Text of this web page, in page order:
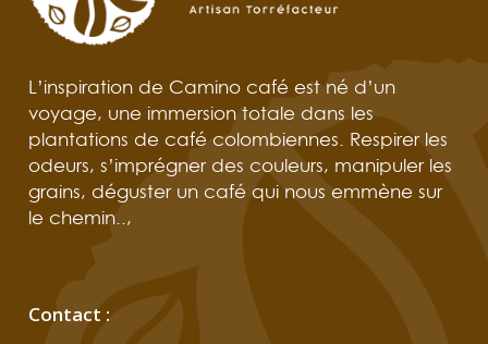
L’inspiration de Camino café est né d’un
voyage, une immersion totale dans les
plantations de café colombiennes. Respirer les
odeurs, s’imprégner des couleurs, manipuler les
grains, déguster un café qui nous emmène sur
le chemin..,
Contact :